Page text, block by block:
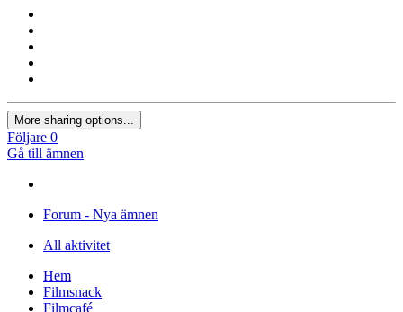
More sharing options...
Följare 0
Gå till ämnen
Forum - Nya ämnen
All aktivitet
Hem
Filmsnack
Filmcafé